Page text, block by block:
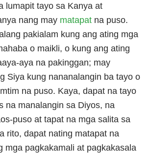
lumapit tayo sa Kanya at
nang may matapat na puso.
pakialam kung ang ating mga
o maikli, o kung ang ating
aya na pakinggan; may
Siya kung nananalangin ba tayo o
na puso. Kaya, dapat na tayo
na manalangin sa Diyos, na
puso at tapat na mga salita sa
rito, dapat nating matapat na
mga pagkakamali at pagkakasala